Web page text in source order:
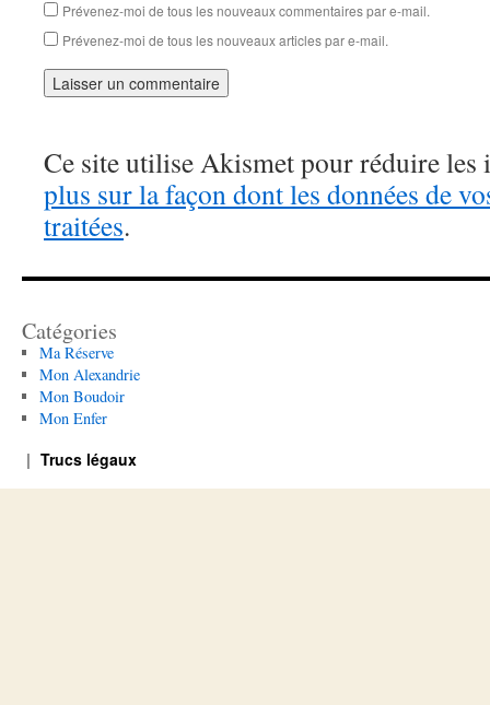
Prévenez-moi de tous les nouveaux commentaires par e-mail.
Prévenez-moi de tous les nouveaux articles par e-mail.
Ce site utilise Akismet pour réduire les
plus sur la façon dont les données de
traitées.
Catégories
Ma Réserve
Mon Alexandrie
Mon Boudoir
Mon Enfer
Trucs légaux